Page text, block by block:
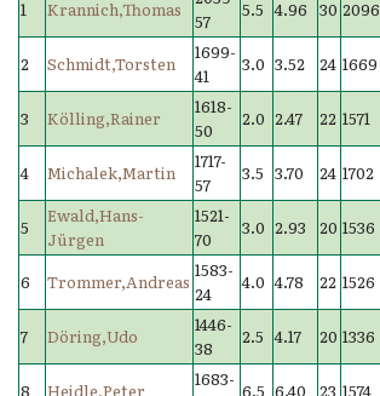
1 Krannich,Thomas
57
5.5 4.96 30 2096
2
Schmidt,Torsten
1699-
41
3.0 3.52 24 1669
3
Kölling,Rainer
1618-
50
2.0 2.47 22 1571
4
Michalek,Martin
1717-
57
3.5 3.70 24 1702
5
Ewald,Hans-
Jürgen
1521-
70
3.0 2.93 20 1536
6
Trommer,Andreas
1583-
24
4.0 4.78 22 1526
7
Döring,Udo
1446-
38
2.5 4.17 20 1336
8
Heidle,Peter
1683-
6.5 6.40 23 1574